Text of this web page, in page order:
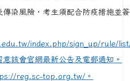
傳染風險，考生須配合防疫措施並
index.php/sign_up/rule/
意該會官網最新公告及電郵通知。
reg.sc-top.org.tw/。